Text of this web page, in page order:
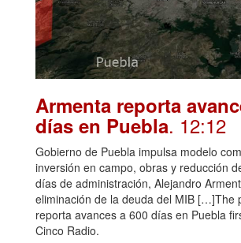
Armenta reporta
días en Puebla. 12:12
Gobierno de Puebla impulsa modelo
inversión en campo, obras y reducción
días de administración, Alejandro
eliminación de la deuda del MIB […]The
reporta avances a 600 días en Puebla
Cinco Radio.